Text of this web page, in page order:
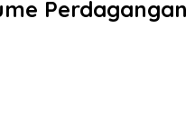
Perdagangan